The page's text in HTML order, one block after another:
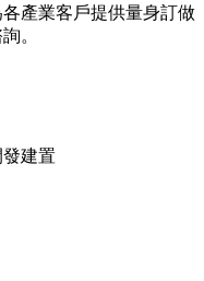
產業客戶提供量身訂做
。
建置